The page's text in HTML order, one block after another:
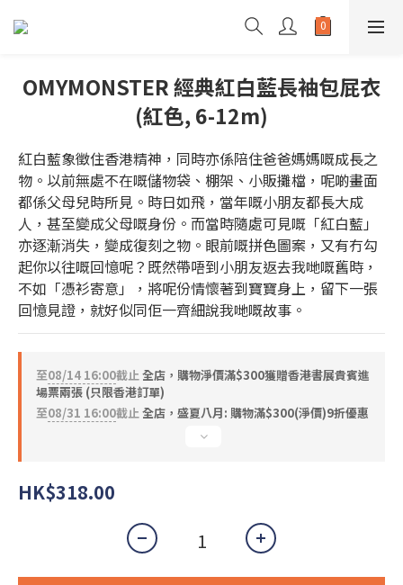
OMYMONSTER 經典紅白藍長袖包屁衣
(紅色, 6-12m)
紅白藍象徵住香港精神，同時亦係陪住爸爸媽媽嘅成長之
物。以前無處不在嘅儲物袋、棚架、小販攤檔，呢啲畫面
都係父母兒時所見。時日如飛，當年嘅小朋友都長大成
人，甚至變成父母嘅身份。而當時隨處可見嘅「紅白藍」
亦逐漸消失，變成復刻之物。眼前嘅拼色圖案，又有冇勾
起你以往嘅回憶呢？既然帶唔到小朋友返去我哋嘅舊時，
不如「憑衫寄意」，將呢份情懷著到寶寶身上，留下一張
回憶見證，就好似同佢一齊細說我哋嘅故事。
至08/14 16:00截止全店，購物淨價滿$300獲贈香港書展貴賓進
場票兩張 (只限香港訂單)
至08/31 16:00截止全店，盛夏八月: 購物滿$300(淨價)9折優惠
HK$318.00